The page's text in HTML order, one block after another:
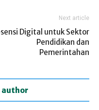
Next article
Digital untuk Sektor
Pendidikan dan
Pemerintahan
author